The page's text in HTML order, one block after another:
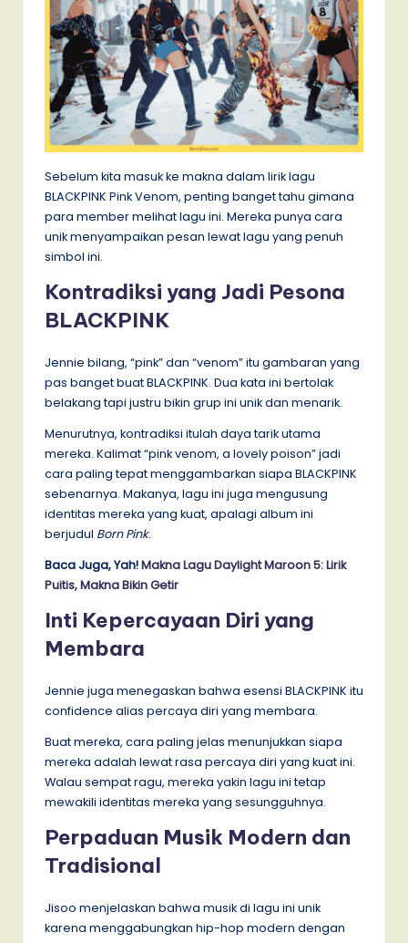
Sebelum kita masuk ke makna dalam lirik lagu
BLACKPINK Pink Venom, penting banget tahu gimana
para member melihat lagu ini. Mereka punya cara
unik menyampaikan pesan lewat lagu yang penuh
simbol ini.
Kontradiksi yang Jadi Pesona
BLACKPINK
Jennie bilang, “pink” dan “venom” itu gambaran yang
pas banget buat BLACKPINK. Dua kata ini bertolak
belakang tapi justru bikin grup ini unik dan menarik.
Menurutnya, kontradiksi itulah daya tarik utama
mereka. Kalimat “pink venom, a lovely poison” jadi
cara paling tepat menggambarkan siapa BLACKPINK
sebenarnya. Makanya, lagu ini juga mengusung
identitas mereka yang kuat, apalagi album ini
berjudul Born Pink.
Baca Juga, Yah!Makna Lagu Daylight Maroon 5: Lirik
Puitis, Makna Bikin Getir
Inti Kepercayaan Diri yang
Membara
Jennie juga menegaskan bahwa esensi BLACKPINK itu
confidence alias percaya diri yang membara.
Buat mereka, cara paling jelas menunjukkan siapa
mereka adalah lewat rasa percaya diri yang kuat ini.
Walau sempat ragu, mereka yakin lagu ini tetap
mewakili identitas mereka yang sesungguhnya.
Perpaduan Musik Modern dan
Tradisional
Jisoo menjelaskan bahwa musik di lagu ini unik
karena menggabungkan hip-hop modern dengan